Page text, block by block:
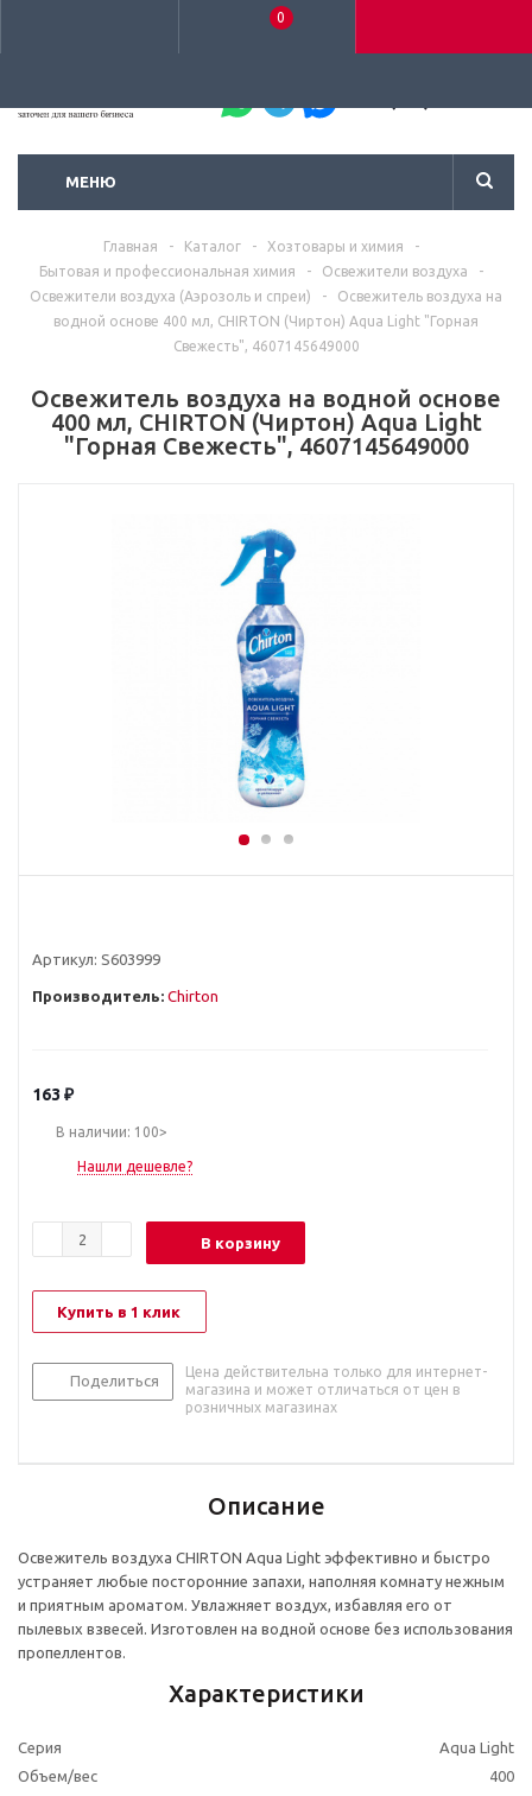
0
МЕНЮ
Главная - Каталог - Хозтовары и химия
-
Бытовая и профессиональная химия
- Освежители воздуха
-
Освежители воздуха (Аэрозоль и спреи)
-
Освежитель воздуха на
водной основе 400 мл, CHIRTON (Чиртон) Aqua Light "Горная
Свежесть", 4607145649000
Освежитель воздуха на водной основе
400 мл, CHIRTON (Чиртон) Aqua Light
"Горная Свежесть", 4607145649000
Артикул: S603999
Производитель: Chirton
163 ₽
В наличии: 100>
Нашли дешевле?
В корзину
Купить в 1 клик
Поделиться
Цена действительна только для интернет-
магазина и может отличаться от цен в
розничных магазинах
Описание
Освежитель воздуха CHIRTON Aqua Light эффективно и быстро
устраняет любые посторонние запахи, наполняя комнату нежным
и приятным ароматом. Увлажняет воздух, избавляя его от
пылевых взвесей. Изготовлен на водной основе без использования
пропеллентов.
Характеристики
Серия
Aqua Light
Объем/вес
400